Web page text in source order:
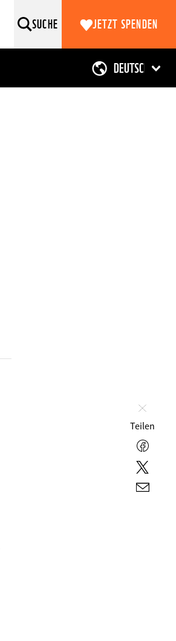
SUCHE JETZT SPENDEN
Teilen
E-